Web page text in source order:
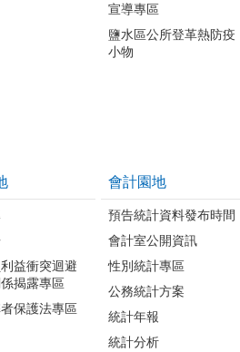
宣導專區
鹽水區公所登革熱防疫
小物
益衝突迴避
揭露專區
保護法專區
會計園地
預告統計資料發布時間
會計室公開資訊
性別統計專區
公務統計方案
統計年報
統計分析